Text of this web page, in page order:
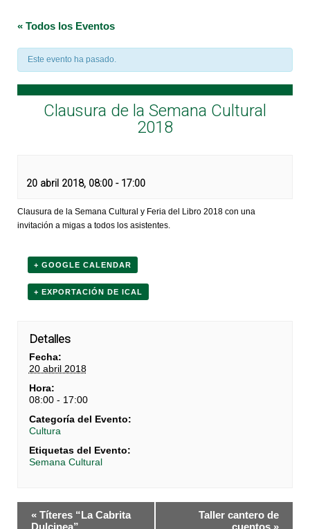
« Todos los Eventos
Este evento ha pasado.
Clausura de la Semana Cultural
2018
20 abril 2018, 08:00 - 17:00
Clausura de la Semana Cultural y Feria del Libro 2018 con una
invitación a migas a todos los asistentes.
+ GOOGLE CALENDAR
+ EXPORTACIÓN DE ICAL
Detalles
Fecha:
20 abril 2018
Hora:
08:00 - 17:00
Categoría del Evento:
Cultura
Etiquetas del Evento:
Semana Cultural
Navegación
« Títeres “La Cabrita
Dulcinea”
Taller cantero de
cuentos »